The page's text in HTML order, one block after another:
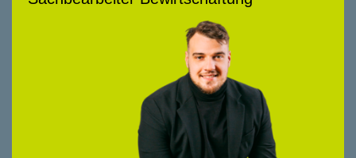
dalibor.emilijanovic@smeyers.ch
Beratungsschwerpunkte
Bewirtschaftung Wohnen
Seit 2023 bei smeyers. Früher in der